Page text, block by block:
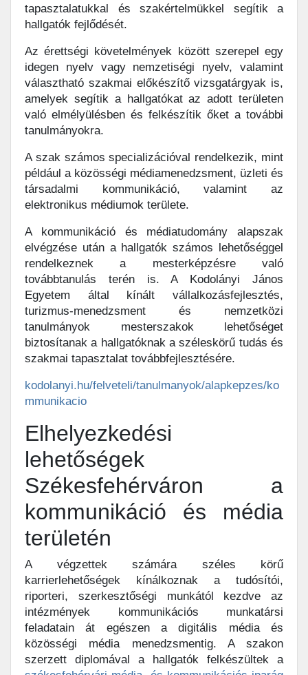
tapasztalatukkal és szakértelmükkel segítik a
hallgatók fejlődését.
Az érettségi követelmények között szerepel egy
idegen nyelv vagy nemzetiségi nyelv, valamint
választható szakmai előkészítő vizsgatárgyak is,
amelyek segítik a hallgatókat az adott területen
való elmélyülésben és felkészítik őket a további
tanulmányokra.
A szak számos specializációval rendelkezik, mint
például a közösségi médiamenedzsment, üzleti és
társadalmi kommunikáció, valamint az
elektronikus médiumok területe.
A kommunikáció és médiatudomány alapszak
elvégzése után a hallgatók számos lehetőséggel
rendelkeznek a mesterképzésre való
továbbtanulás terén is. A Kodolányi János
Egyetem által kínált vállalkozásfejlesztés,
turizmus-menedzsment és nemzetközi
tanulmányok mesterszakok lehetőséget
biztosítanak a hallgatóknak a széleskörű tudás és
szakmai tapasztalat továbbfejlesztésére.
kodolanyi.hu/felveteli/tanulmanyok/alapkepzes/ko
mmunikacio
Elhelyezkedési
lehetőségek
Székesfehérváron a
kommunikáció és média
területén
A végzettek számára széles körű
karrierlehetőségek kínálkoznak a tudósítói,
riporteri, szerkesztőségi munkától kezdve az
intézmények kommunikációs munkatársi
feladatain át egészen a digitális média és
közösségi média menedzsmentig. A szakon
szerzett diplomával a hallgatók felkészültek a